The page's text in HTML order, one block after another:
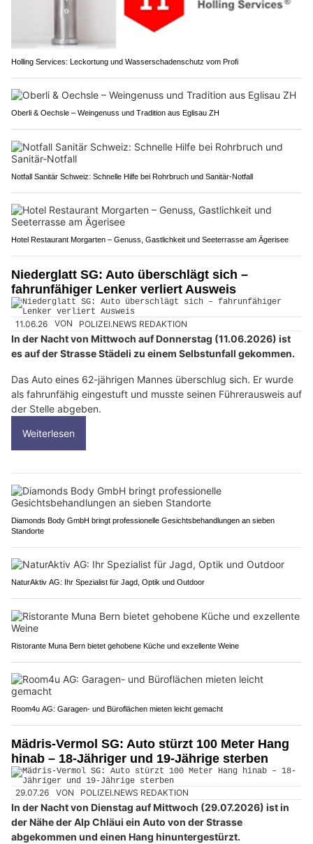
Holling Services: Leckortung und Wasserschadenschutz vom Profi
Oberli & Oechsle – Weingenuss und Tradition aus Eglisau ZH
Notfall Sanitär Schweiz: Schnelle Hilfe bei Rohrbruch und Sanitär-Notfall
Hotel Restaurant Morgarten – Genuss, Gastlichkeit und Seeterrasse am Ägerisee
Niederglatt SG: Auto überschlägt sich –
fahrunfähiger Lenker verliert Ausweis
11.06.26 VON POLIZEI.NEWS REDAKTION
In der Nacht von Mittwoch auf Donnerstag (11.06.2026) ist
es auf der Strasse Städeli zu einem Selbstunfall gekommen.
Das Auto eines 62-jährigen Mannes überschlug sich. Er wurde
als fahrunfähig eingestuft und musste seinen Führerausweis auf
der Stelle abgeben.
Weiterlesen
Diamonds Body GmbH bringt professionelle Gesichtsbehandlungen an sieben
Standorte
NaturAktiv AG: Ihr Spezialist für Jagd, Optik und Outdoor
Ristorante Muna Bern bietet gehobene Küche und exzellente Weine
Room4u AG: Garagen- und Büroflächen mieten leicht gemacht
Mädris-Vermol SG: Auto stürzt 100 Meter Hang
hinab – 18-Jähriger und 19-Jährige sterben
29.07.26 VON POLIZEI.NEWS REDAKTION
In der Nacht von Dienstag auf Mittwoch (29.07.2026) ist in
der Nähe der Alp Chläui ein Auto von der Strasse
abgekommen und einen Hang hinuntergestürzt.